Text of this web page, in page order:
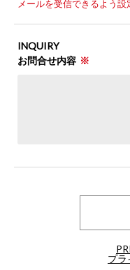
メールを受信できるよう設
INQUIRY
お問合せ内容
プラ